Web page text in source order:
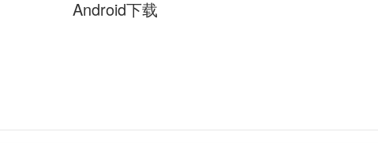
Android下载